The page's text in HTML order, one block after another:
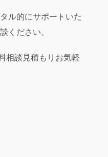
ル的にサポートいた
ください。
相談見積もりお気軽